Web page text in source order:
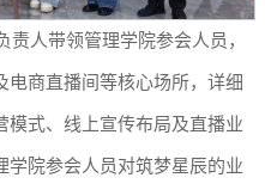
人带领管理学院参会人员，
电商直播间等核心场所，详细
模式、线上宣传布局及直播业
学院参会人员对筑梦星辰的业